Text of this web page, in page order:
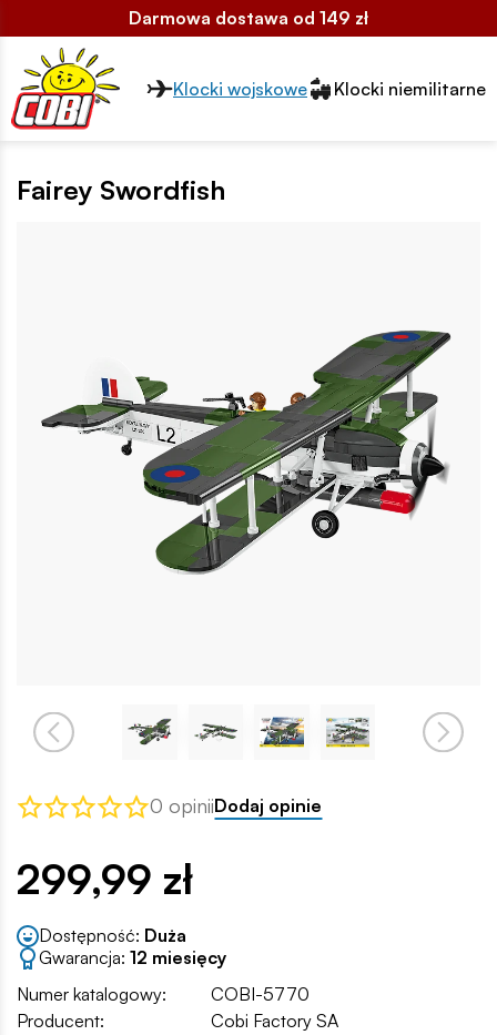
Darmowa dostawa od 149 zł
Przełącznik segmentów2
Klocki wojskowe Klocki niemilitarne
Fairey Swordfish
0 opiniiDodaj opinie
299,99 zł
Dostępność: Duża
Gwarancja: 12 miesięcy
Numer katalogowy:
COBI-5770
Producent:
Cobi Factory SA